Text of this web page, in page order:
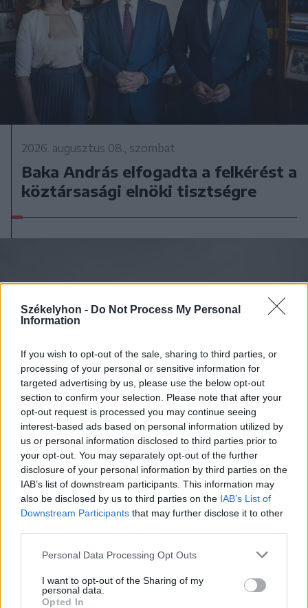
Székelyhon - Do Not Process My Personal
Information
If you wish to opt-out of the sale, sharing to third parties, or
processing of your personal or sensitive information for
targeted advertising by us, please use the below opt-out
section to confirm your selection. Please note that after your
opt-out request is processed you may continue seeing
interest-based ads based on personal information utilized by
us or personal information disclosed to third parties prior to
your opt-out. You may separately opt-out of the further
disclosure of your personal information by third parties on the
IAB’s list of downstream participants. This information may
also be disclosed by us to third parties on the IAB’s List of
Downstream Participants that may further disclose it to other
Personal Data Processing Opt Outs
I want to opt-out of the Sharing of my
personal data.
Opted In
2026. augusztus 08., szombat
Baka András elfogadta a felkérést a
köztársasági elnöki tisztségre
2026. augusztus 08., szombat
Románia irányából érkező ukrán
csalidrón robbant fel Bulgáriában –
frissítve